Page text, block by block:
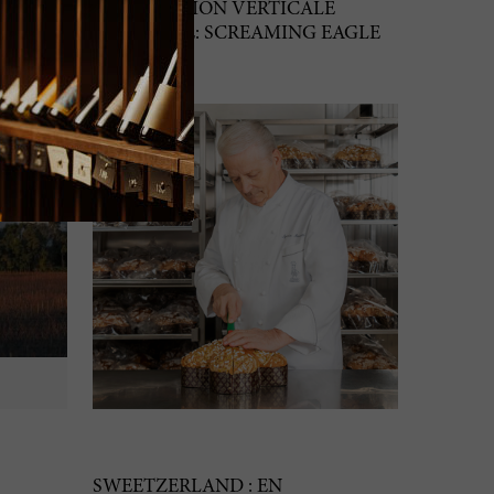
DÉGUSTATION VERTICALE
EXCLUSIVE: SCREAMING EAGLE
28 févr. 2024
SWEETZERLAND : EN